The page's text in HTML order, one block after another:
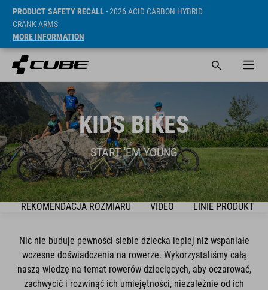
PRODUCT SAFETY RECALL- 2026 ACID CARBON HYBRID
CRANK ARMS
MORE INFORMATION
KIDS BIKES
START 'EM YOUNG
REKOMENDACJA ROZMIARU VIDEO LINIE PRODUKTÓW
Nic nie buduje pewności siebie dziecka lepiej niż wspaniałe
wczesne doświadczenia na rowerze. Wykorzystaliśmy całą
naszą wiedzę na temat rowerów dziecięcych, aby oczarować,
zachwycić i rozwinąć ich umiejętności, niezależnie od ich